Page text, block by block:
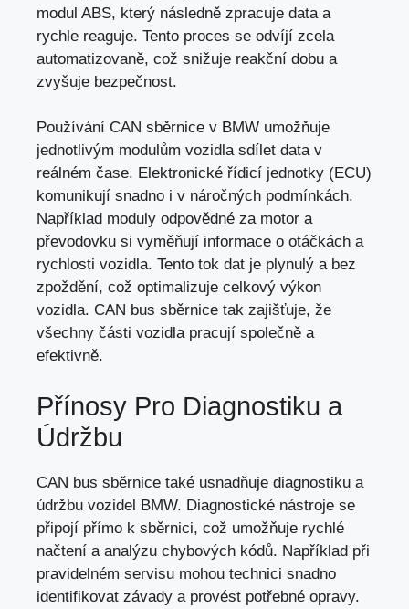
modul ABS, který následně zpracuje data a
rychle reaguje. Tento proces se odvíjí zcela
automatizovaně, což snižuje reakční dobu a
zvyšuje bezpečnost.
Používání CAN sběrnice v BMW umožňuje
jednotlivým modulům vozidla sdílet data v
reálném čase. Elektronické řídicí jednotky (ECU)
komunikují snadno i v náročných podmínkách.
Například moduly odpovědné za motor a
převodovku si vyměňují informace o otáčkách a
rychlosti vozidla. Tento tok dat je plynulý a bez
zpoždění, což optimalizuje celkový výkon
vozidla. CAN bus sběrnice tak zajišťuje, že
všechny části vozidla pracují společně a
efektivně.
Přínosy Pro Diagnostiku a
Údržbu
CAN bus sběrnice také usnadňuje diagnostiku a
údržbu vozidel BMW. Diagnostické nástroje se
připojí přímo k sběrnici, což umožňuje rychlé
načtení a analýzu chybových kódů. Například při
pravidelném servisu mohou technici snadno
identifikovat závady a provést potřebné opravy.